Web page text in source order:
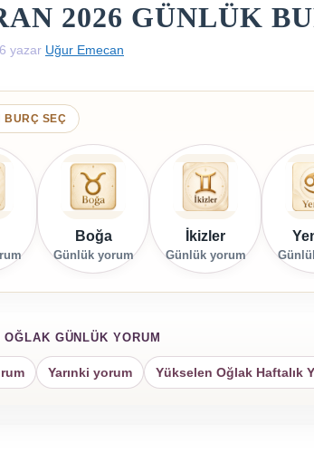
2026 GÜNLÜK
yazar Uğur Emecan
BURÇ SEÇ
Boğa
Günlük yorum
İkizler
Günlük yorum
GÜNLÜK YORUM
Yarınki yorum Yükselen Oğlak Haftalık